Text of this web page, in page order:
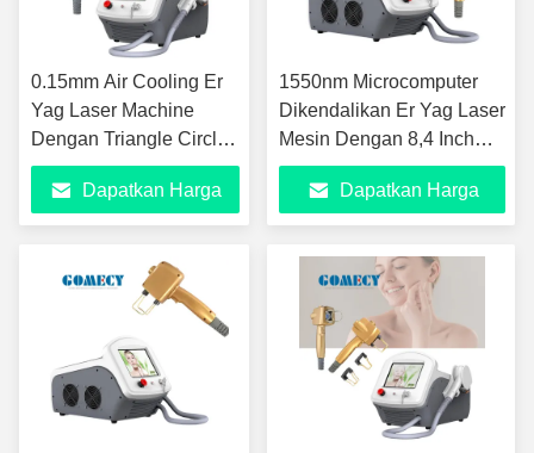
0.15mm Air Cooling Er
Yag Laser Machine
Dengan Triangle Circle
Square Rectangle Spot
Dapatkan Harga
1550nm Microcomputer
Dikendalikan Er Yag Laser
Mesin Dengan 8,4 Inch
Color Touch Screen
Dapatkan Harga